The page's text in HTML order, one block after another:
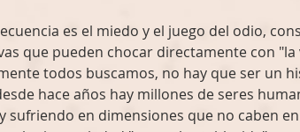
es el miedo y el juego del odio,
que pueden chocar directamente con
todos buscamos, no hay que ser un
hace años hay millones de seres
sufriendo en dimensiones que no caben